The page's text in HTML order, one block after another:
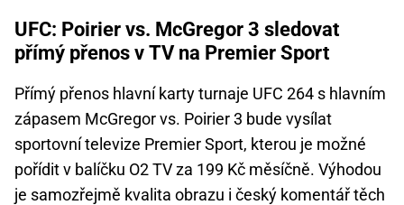
UFC: Poirier vs. McGregor 3 sledovat
přímý přenos v TV na Premier Sport
Přímý přenos hlavní karty turnaje UFC 264 s hlavním
zápasem McGregor vs. Poirier 3 bude vysílat
sportovní televize Premier Sport, kterou je možné
pořídit v balíčku O2 TV za 199 Kč měsíčně. Výhodou
je samozřejmě kvalita obrazu i český komentář těch